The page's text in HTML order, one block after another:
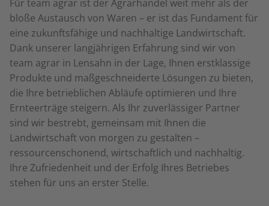
Für team agrar ist der Agrarhandel weit mehr als der
bloße Austausch von Waren – er ist das Fundament für
eine zukunftsfähige und nachhaltige Landwirtschaft.
Dank unserer langjährigen Erfahrung sind wir von
team agrar in Lensahn in der Lage, Ihnen erstklassige
Produkte und maßgeschneiderte Lösungen zu bieten,
die Ihre betrieblichen Abläufe optimieren und Ihre
Ernteerträge steigern. Als Ihr zuverlässiger Partner
sind wir bestrebt, gemeinsam mit Ihnen die
Landwirtschaft von morgen zu gestalten –
ressourcenschonend, wirtschaftlich und nachhaltig.
Ihre Zufriedenheit und der Erfolg Ihres Betriebes
stehen für uns an erster Stelle.